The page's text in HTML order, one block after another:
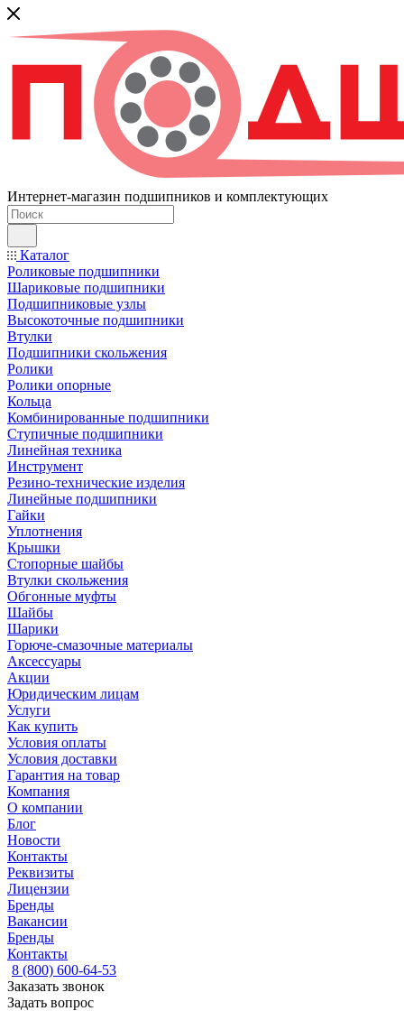
Интернет-магазин подшипников и комплектующих
Каталог
Роликовые подшипники
Шариковые подшипники
Подшипниковые узлы
Высокоточные подшипники
Втулки
Подшипники скольжения
Ролики
Ролики опорные
Кольца
Комбинированные подшипники
Ступичные подшипники
Линейная техника
Инструмент
Резино-технические изделия
Линейные подшипники
Гайки
Уплотнения
Крышки
Стопорные шайбы
Втулки скольжения
Обгонные муфты
Шайбы
Шарики
Горюче-смазочные материалы
Аксессуары
Акции
Юридическим лицам
Услуги
Как купить
Условия оплаты
Условия доставки
Гарантия на товар
Компания
О компании
Блог
Новости
Контакты
Реквизиты
Лицензии
Бренды
Вакансии
Бренды
Контакты
8 (800) 600-64-53
Заказать звонок
Задать вопрос